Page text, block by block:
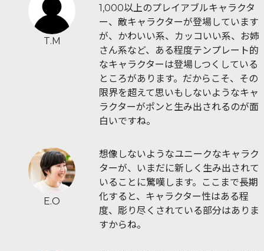
T.M
1,000以上のプレイアブルキャラクタ
ー、敵キャラクターが登場しています
が、かわいい系、カッコいい系、お姉
さん系など、ある程度テンプレート的
なキャラクターは登場しつくしている
ところがあります。だからこそ、その
限界を超えて思いもしないようなキャ
ラクターがポンと生み出されるのが面
白いですね。
E.O
想像しないようなユニークなキャラク
ターが、いまだに新しく生み出されて
いることに驚嘆します。ここまで長期
化すると、キャラクター性はある程
度、彫り尽くされている部分はありま
すからね。